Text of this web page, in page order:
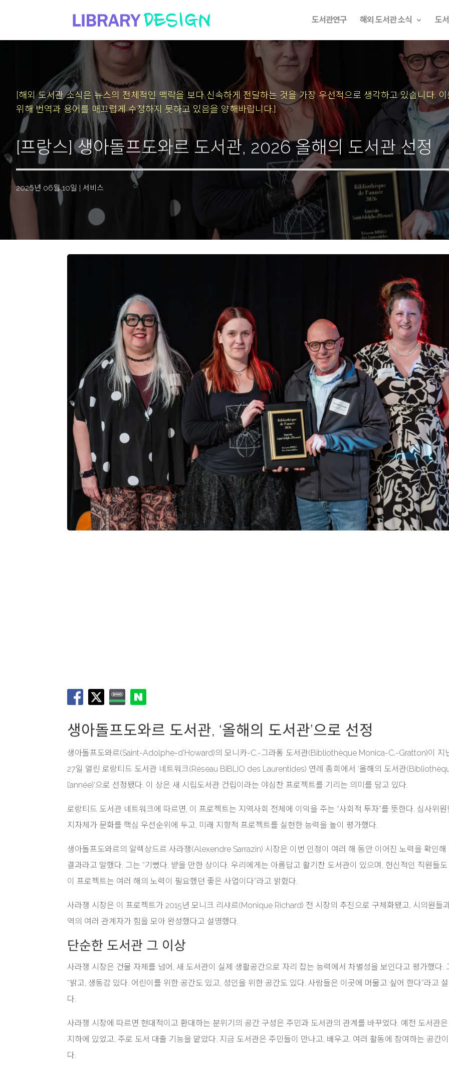
도서관연구 해외 도서관 소식 도
[해외 도서관 소식은 뉴스의 전체적인 맥락을 보다 신속하게 전달하는 것을 가장 우선적으로 생각하고 있습니다.이
위해 번역과 용어를 매끄럽게 수정하지 못하고 있음을 양해바랍니다.]
[프랑스] 생아돌프도와르 도서관, 2026 올해의 도서관 선정
2026년 06월 10일 | 서비스
생아돌프도와르 도서관, ‘올해의 도서관’으로 선정
생아돌프도와르(Saint-Adolphe-d’Howard)의 모니카-C.-그라통 도서관(Bibliothèque Monica-C.-Gratton)이 지
27일 열린 로랑티드 도서관 네트워크(Réseau BIBLIO des Laurentides) 연례 총회에서 ‘올해의 도서관
l’année)’으로 선정됐다. 이 상은 새 시립도서관 건립이라는 야심찬 프로젝트를 기리는 의미를 담고 있다.
로랑티드 도서관 네트워크에 따르면, 이 프로젝트는 지역사회 전체에 이익을 주는 “사회적 투자”를 뜻한다. 심사위원
지자체가 문화를 핵심 우선순위에 두고, 미래 지향적 프로젝트를 실현한 능력을 높이 평가했다.
생아돌프도와르의 알렉상드르 사라쟁(Alexendre Sarrazin) 시장은 이번 인정이 여러 해 동안 이어진 노력을 확인해
결과라고 말했다. 그는 “기뻤다. 받을 만한 상이다. 우리에게는 아름답고 활기찬 도서관이 있으며, 헌신적인 직원들도
이 프로젝트는 여러 해의 노력이 필요했던 좋은 사업이다”라고 밝혔다.
사라쟁 시장은 이 프로젝트가 2015년 모니크 리샤르(Monique Richard) 전 시장의 추진으로 구체화됐고, 시의원들
역의 여러 관계자가 힘을 모아 완성했다고 설명했다.
단순한 도서관 그 이상
사라쟁 시장은 건물 자체를 넘어, 새 도서관이 실제 생활공간으로 자리 잡는 능력에서 차별성을 보인다고 평가했다.
“밝고, 생동감 있다. 어린이를 위한 공간도 있고, 성인을 위한 공간도 있다. 사람들은 이곳에 머물고 싶어 한다”라고
다.
사라쟁 시장에 따르면 현대적이고 환대하는 분위기의 공간 구성은 주민과 도서관의 관계를 바꾸었다. 예전 도서관은
지하에 있었고, 주로 도서 대출 기능을 맡았다. 지금 도서관은 주민들이 만나고, 배우고, 여러 활동에 참여하는 공간
다.